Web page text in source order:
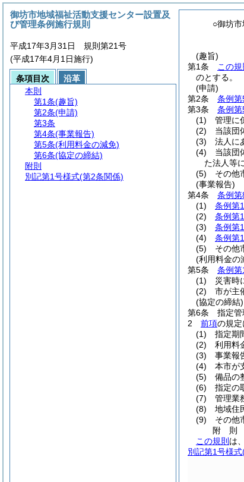
○御坊
(趣旨)
第1条
この規
のとする。
(申請)
第2条
条例
第3条
条例
(1)
管理に
(2)
当該団
(3)
法人に
(4)
当該団
た法人等
(5)
その他
(事業報告)
第4条
条例
(1)
条例第
(2)
条例第
(3)
条例第
(4)
条例第
(5)
その他
(利用料金の
第5条
条例第
(1)
災害時
(2)
市が主
(協定の締結)
第6条
指定管
2
前項の規定
(1)
指定期
(2)
利用料
(3)
事業報
(4)
本市が
(5)
備品の
(6)
指定の
(7)
管理業
(8)
地域住
(9)
その他
附 則
この規則 は
別記第1号様式
御坊市地域福祉活動支援センター設置及
び管理条例施行規則
平成17年3月31日 規則第21号
(平成17年4月1日施行)
条項目次
沿革
本則
第1条(趣旨)
第2条(申請)
第3条
第4条(事業報告)
第5条(利用料金の減免)
第6条(協定の締結)
附則
別記第1号様式(第2条関係)